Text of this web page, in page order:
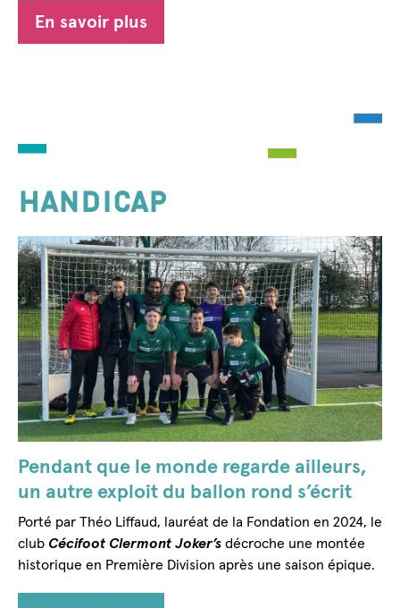
En savoir plus
HANDICAP
Pendant que le monde regarde ailleurs,
un autre exploit du ballon rond s’écrit
Porté par Théo Liffaud, lauréat de la Fondation en 2024, le
club Cécifoot Clermont Joker’s décroche une montée
historique en Première Division après une saison épique.